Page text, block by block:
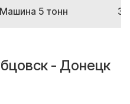
Машина 5 тонн
- Донецк